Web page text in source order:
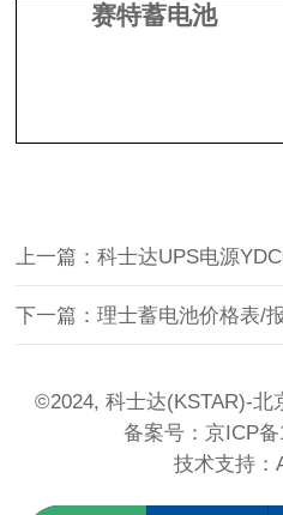
赛特蓄电池
©2024, 科士达(KSTAR)-北
备案号： 京ICP
技术支持：